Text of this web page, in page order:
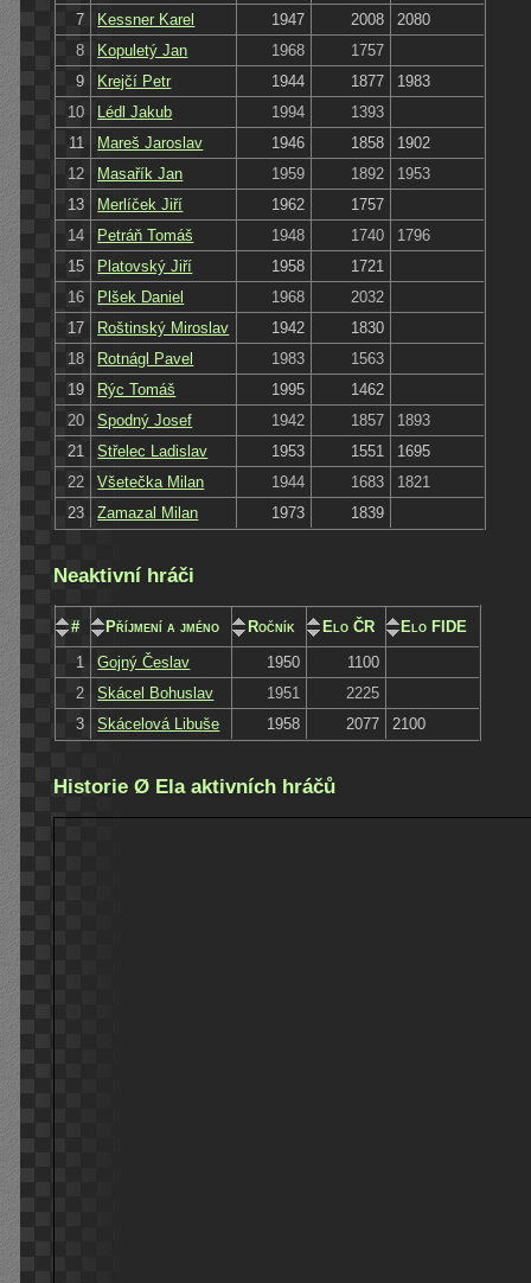
7
Kessner Karel 1947 2008
2080
8
Kopuletý Jan 1968
1757
9
Krejčí Petr 1944 1877
1983
10
Lédl Jakub 1994
1393
11
Mareš Jaroslav 1946 1858
1902
12
Masařík Jan 1959 1892
1953
13
Merlíček Jiří 1962
1757
14
Petráň Tomáš 1948 1740
1796
15
Platovský Jiří 1958
1721
16
Plšek Daniel 1968
2032
17
Roštinský Miroslav 1942
1830
18
Rotnágl Pavel 1983
1563
19
Rýc Tomáš 1995
1462
20
Spodný Josef 1942 1857
1893
21
Střelec Ladislav 1953 1551
1695
22
Všetečka Milan 1944 1683
1821
23
Zamazal Milan 1973 1839
Neaktivní hráči
# Příjmení a jméno Ročník Elo ČR
Elo FIDE
1
Gojný Česlav 1950
1100
2
Skácel Bohuslav 1951
2225
3
Skácelová Libuše 1958 2077 2100
Historie Ø Ela aktivních hráčů